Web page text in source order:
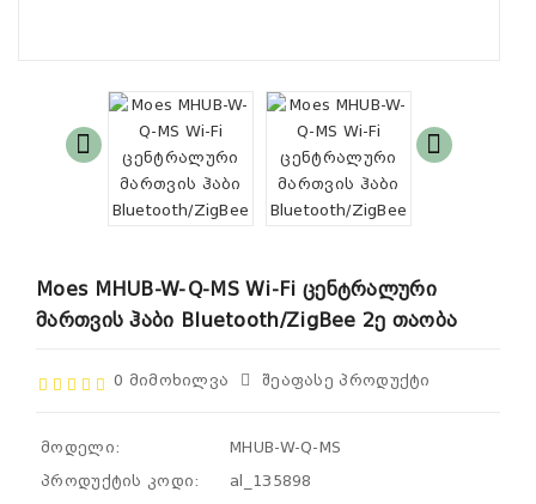
Moes MHUB-W-Q-MS Wi-Fi Ცენტრალური
Მართვის Ჰაბი Bluetooth/ZigBee 2ე Თაობა
0 Მიმოხილვა Შეაფასე Პროდუქტი
მოდელი:
MHUB-W-Q-MS
პროდუქტის კოდი:
al_135898